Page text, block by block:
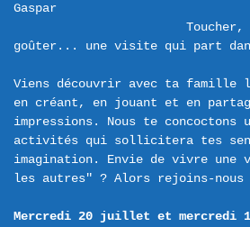
Gaspar
goûter... une visite qui part
Viens découvrir avec ta famille
en créant, en jouant et en
impressions. Nous te
activités qui sollicitera tes
imagination. Envie de vivre une
les autres" ? Alors rejoins-nous
Mercredi 20 juillet et mercredi